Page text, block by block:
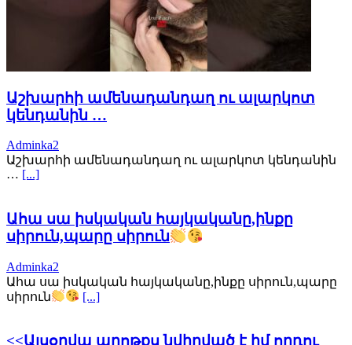
Աշխարհի ամենադանդաղ ու ալարկոտ
կենդանին …
Adminka2
Աշխարհի ամենադանդաղ ու ալարկոտ կենդանին
… [...]
Ահա սա իսկական հայկականը,ինքը
սիրուն,պարը սիրուն
Adminka2
Ահա սա իսկական հայկականը,ինքը սիրուն,պարը
սիրուն
[...]
<<Այսօրվա աղոթքս նվիրված է իմ որդու